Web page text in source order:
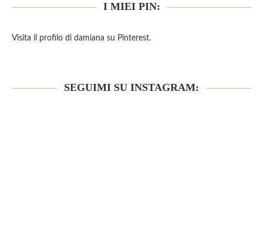
I MIEI PIN:
Visita il profilo di damiana su Pinterest.
SEGUIMI SU INSTAGRAM: